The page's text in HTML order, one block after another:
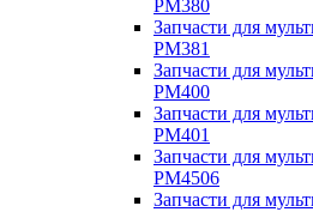
PM380
Запчасти для
PM381
Запчасти для
PM400
Запчасти для
PM401
Запчасти для
PM4506
Запчасти для